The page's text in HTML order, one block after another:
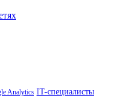
Analytics IT-специалисты